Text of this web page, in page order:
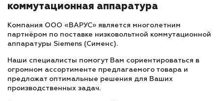
коммутационная аппаратура
Компания ООО «ВАРУС» является многолетним
партнёром по поставке низковольтной коммутационной
аппаратуры Siemens (Сименс).
Наши специалисты помогут Вам сориентироваться в
огромном ассортименте предлагаемого товара и
предложат оптимальные решения для Ваших
производственных задач.